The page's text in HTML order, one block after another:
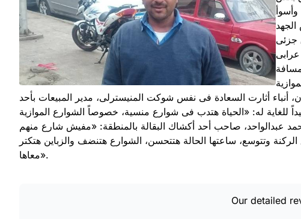
وأسوأ
الجهد
جزئى
أنباء أثارت السعادة فى نفس شوكت المنيسترلى، مدير المبيعات بأحد
للغاية له: «الحياة هتدب فى شوارع منسية، خصوصاً الشوارع الموازية
عبدالواحد، صاحب أحد أكشاك البقالة بالمنطقة: «مفيش شارع منهم
وتتوسع، ساعتها الحالة هتتحسن، الشوارع هتنضف والزباين هتكتر
معاها».
Our detailed